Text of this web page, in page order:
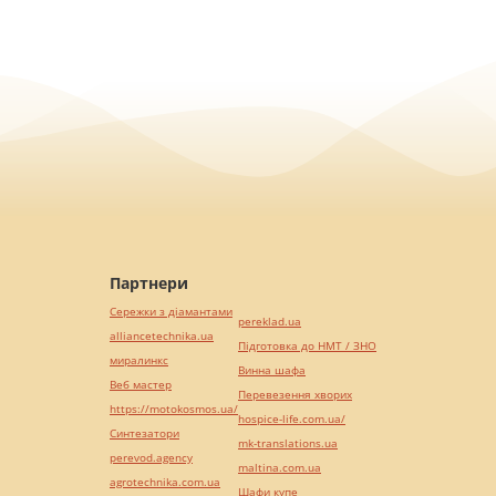
Партнери
Сережки з діамантами
alliancetechnika.ua
миралинкс
Веб мастер
https://motokosmos.ua/
Синтезатори
perevod.agency
agrotechnika.com.ua
pereklad.ua
Підготовка до НМТ / ЗНО
Винна шафа
Перевезення хворих
hospice-life.com.ua/
mk-translations.ua
maltina.com.ua
Шафи купе